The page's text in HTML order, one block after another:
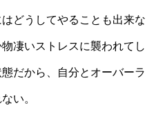
どうしてやることも出来な
凄いストレスに襲われてし
だから、自分とオーバーラ
い。